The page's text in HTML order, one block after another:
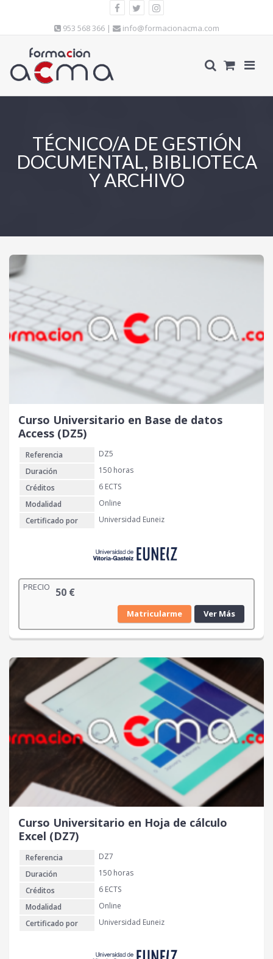
953 568 366 | info@formacionacma.com
TÉCNICO/A DE GESTIÓN
DOCUMENTAL, BIBLIOTECA
Y ARCHIVO
Curso Universitario en Base de datos
Access (DZ5)
Referencia
DZ5
Duración
150 horas
Créditos
6 ECTS
Modalidad
Online
Certificado por
Universidad Euneiz
PRECIO 50 €
Matricularme Ver Más
Curso Universitario en Hoja de cálculo
Excel (DZ7)
Referencia
DZ7
Duración
150 horas
Créditos
6 ECTS
Modalidad
Online
Certificado por
Universidad Euneiz